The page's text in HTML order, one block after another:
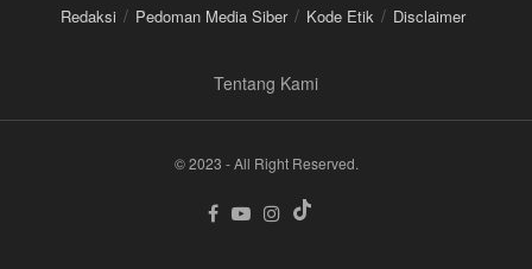
Redaksi Pedoman Media Siber Kode Etik Disclaimer
Tentang Kami
© 2023 - All Right Reserved.